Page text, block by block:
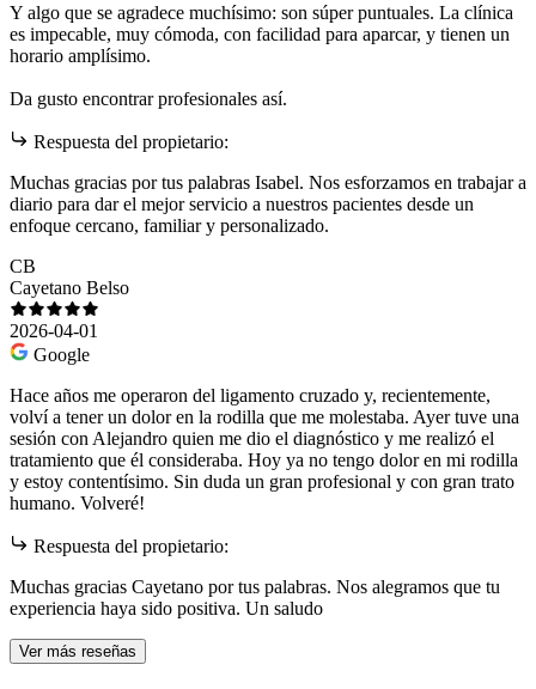
Y algo que se agradece muchísimo: son súper puntuales. La clínica
es impecable, muy cómoda, con facilidad para aparcar, y tienen un
horario amplísimo.
Da gusto encontrar profesionales así.
Respuesta del propietario:
Muchas gracias por tus palabras Isabel. Nos esforzamos en trabajar a
diario para dar el mejor servicio a nuestros pacientes desde un
enfoque cercano, familiar y personalizado.
CB
Cayetano Belso
2026-04-01
Google
Hace años me operaron del ligamento cruzado y, recientemente,
volví a tener un dolor en la rodilla que me molestaba. Ayer tuve una
sesión con Alejandro quien me dio el diagnóstico y me realizó el
tratamiento que él consideraba. Hoy ya no tengo dolor en mi rodilla
y estoy contentísimo. Sin duda un gran profesional y con gran trato
humano. Volveré!
Respuesta del propietario:
Muchas gracias Cayetano por tus palabras. Nos alegramos que tu
experiencia haya sido positiva. Un saludo
Ver más reseñas